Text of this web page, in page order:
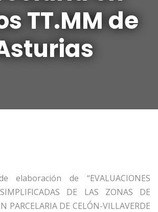
TT.MM de
elaboración de “EVALUACIONES
DE LAS ZONAS DE
PARCELARIA DE CELÓN-VILLAVERDE